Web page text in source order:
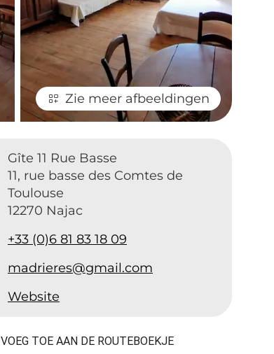
Zie meer afbeeldingen
Gîte 11 Rue Basse
11, rue basse des Comtes de
Toulouse
12270 Najac
+33 (0)6 81 83 18 09
madrieres@gmail.com
Website
VOEG TOE AAN DE ROUTEBOEKJE